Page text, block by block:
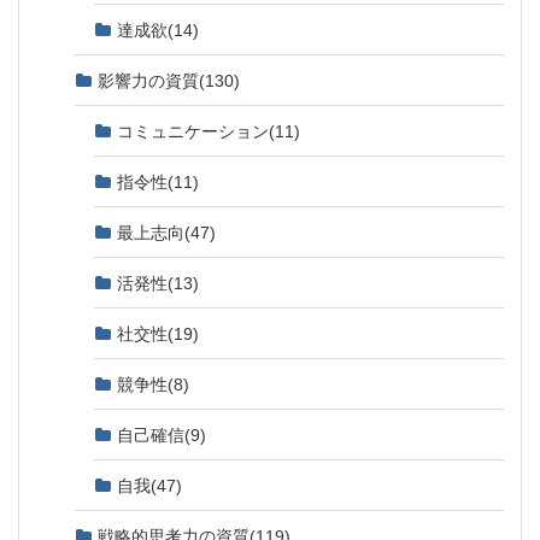
達成欲(14)
影響力の資質(130)
コミュニケーション(11)
指令性(11)
最上志向(47)
活発性(13)
社交性(19)
競争性(8)
自己確信(9)
自我(47)
戦略的思考力の資質(119)